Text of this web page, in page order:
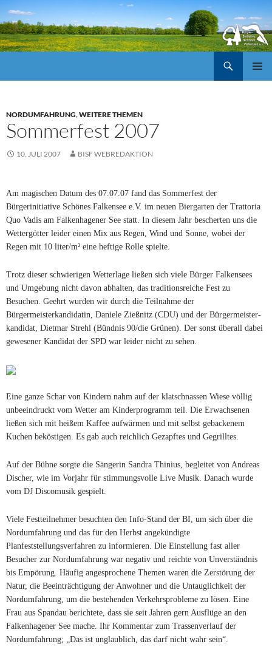
NORDUMFAHRUNG,WEITERE THEMEN
Sommerfest 2007
10. JULI 2007 BISF WEBREDAKTION
Am magischen Datum des 07.07.07 fand das Sommerfest der
Bürgerinitiative Schönes Falkensee e.V. im neuen Biergarten der Trattoria
Quo Vadis am Falkenhagener See statt. In diesem Jahr bescherten uns die
Wettergötter leider einen Mix aus Regen, Wind und Sonne, wobei der
Regen mit 10 liter/m² eine heftige Rolle spielte.
Trotz dieser schwierigen Wetterlage ließen sich viele Bürger Falkensees
und Umgebung nicht davon abhalten, das traditionsreiche Fest zu
Besuchen. Geehrt wurden wir durch die Teilnahme der
Bürgermeisterkandidatin, Daniele Zießnitz (CDU) und der Bürgermeister-
kandidat, Dietmar Strehl (Bündnis 90/die Grünen). Der sonst überall dabei
gewesener Kandidat der SPD war leider nicht zu sehen.
Eine ganze Schar von Kindern nahm auf der klatschnassen Wiese völlig
unbeeindruckt vom Wetter am Kinderprogramm teil. Die Erwachsenen
ließen sich mit heißem Kaffee aufwärmen und mit selbst gebackenem
Kuchen beköstigen. Es gab auch reichlich Gezapftes und Gegrilltes.
Auf der Bühne sorgte die Sängerin Sandra Thinius, begleitet von Andreas
Discher, wie im Vorjahr für stimmungsvolle Live Musik. Danach wurde
vom DJ Discomusik gespielt.
Viele Festteilnehmer besuchten den Info-Stand der BI, um sich über die
Nordumfahrung und das für den Herbst angekündigte
Planfeststellungsverfahren zu informieren. Die Einstellung fast aller
Besucher zur Nordumfahrung war negativ und reichte von Unverständnis
bis Empörung. Häufig angesprochene Themen waren die Zerstörung der
Natur, die Beeinträchtigung der Anwohner und die Untauglichkeit der
Nordumfahrung, um die bestehenden Verkehrsprobleme zu lösen. Eine
Frau aus Spandau berichtete, dass sie seit Jahren gern Ausflüge an den
Falkenhagener See mache. Ihr Kommentar zum Trassenverlauf der
Nordumfahrung; „Das ist unglaublich, das darf nicht wahr sein“.